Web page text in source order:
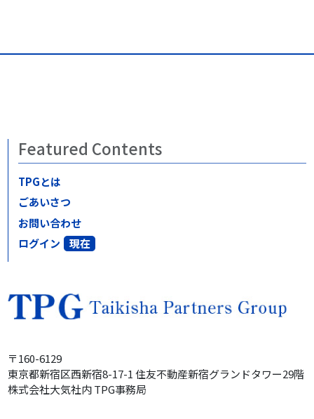
〒160-6129
東京都新宿区西新宿8-17-1 住友不動産新宿グランドタワー29階
株式会社大気社内TPG事務局
Featured Contents
TPGとは
ごあいさつ
お問い合わせ
ログイン